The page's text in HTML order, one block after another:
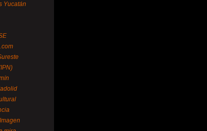
Yucatán